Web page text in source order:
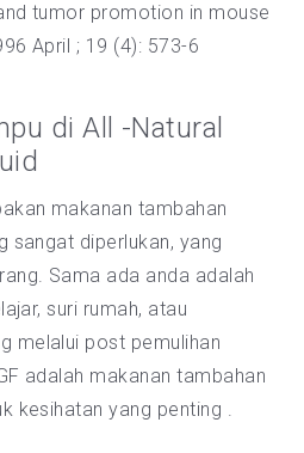
tumor promotion in mouse
April ; 19 (4): 573-6
di All -Natural
makanan tambahan
sangat diperlukan, yang
Sama ada anda adalah
suri rumah, atau
melalui post pemulihan
adalah makanan tambahan
kesihatan yang penting .